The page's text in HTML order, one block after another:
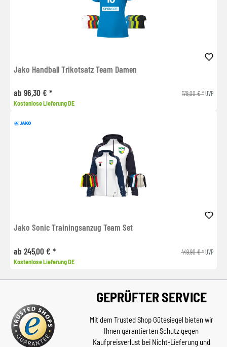
Jako Handball Trikotsatz Team Damen
ab 96,30 € * 179,00 € *UVP
Kostenlose Lieferung DE
Jako Sonic Trainingsanzug Team Set
ab 245,00 € * 449,90 € *UVP
Kostenlose Lieferung DE
GEPRÜFTER SERVICE
Mit dem Trusted Shop Gütesiegel bieten wir
Ihnen garantierten Schutz gegen
Kaufpreisverlust bei Nicht-Lieferung und